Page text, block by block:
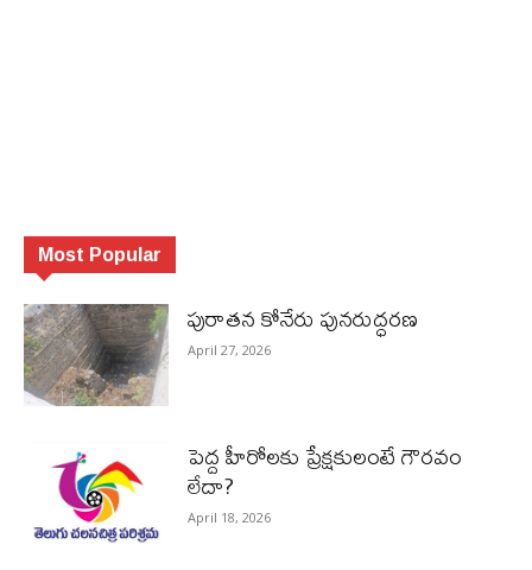
Most Popular
పురాత‌న కోనేరు పున‌రుద్ధ‌ర‌ణ
April 27, 2026
పెద్ద హీరోల‌కు ప్రేక్ష‌కులంటే గౌర‌వం
లేదా?
April 18, 2026